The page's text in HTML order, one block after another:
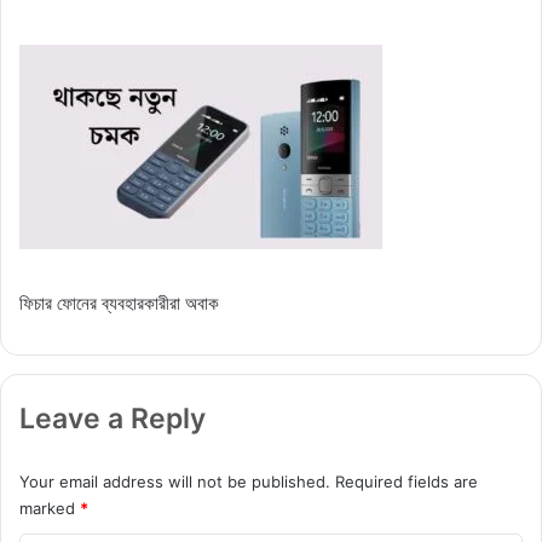
ফিচার ফোনের ব্যবহারকারীরা অবাক
Leave a Reply
Your email address will not be published. Required fields are
marked *